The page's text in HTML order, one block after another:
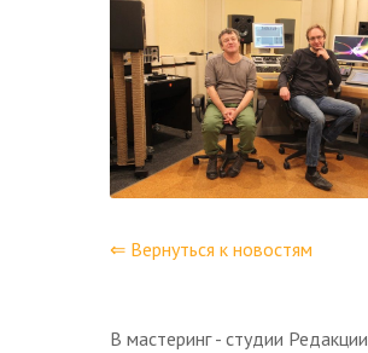
⇐ Вернуться к новостям
В мастеринг - студии Редакции